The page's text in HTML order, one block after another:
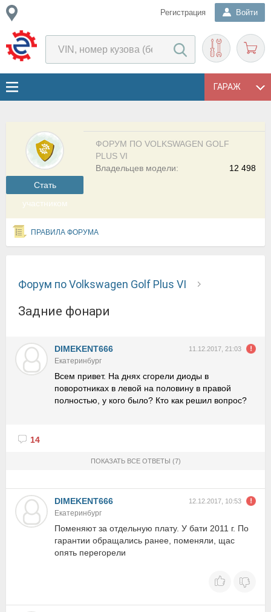
Регистрация Войти
ГАРАЖ
Cтать
участником
ФОРУМ ПО VOLKSWAGEN GOLF
PLUS VI
12 498
Владельцев модели:
ПРАВИЛА ФОРУМА
Форум по Volkswagen Golf Plus VI
Задние фонари
DIMEKENT666 11.12.2017, 21:03
Екатеринбург
Всем привет. На днях сгорели диоды в
поворотниках в левой на половину в правой
полностью, у кого было? Кто как решил вопрос?
14
ПОКАЗАТЬ ВСЕ ОТВЕТЫ (7)
DIMEKENT666 12.12.2017, 10:53
Екатеринбург
Поменяют за отдельную плату. У бати 2011 г. По
гарантии обращались ранее, поменяли, щас
опять перегорели